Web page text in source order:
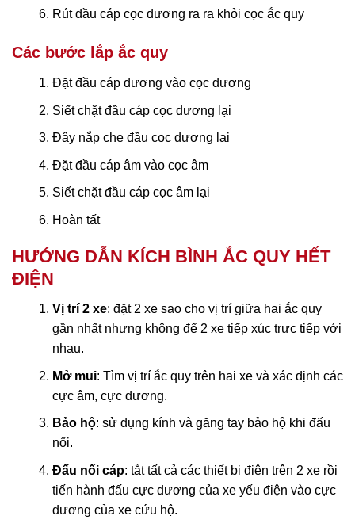
Rút đầu cáp cọc dương ra ra khỏi cọc ắc quy
Các bước lắp ắc quy
Đặt đầu cáp dương vào cọc dương
Siết chặt đầu cáp cọc dương lại
Đậy nắp che đầu cọc dương lại
Đặt đầu cáp âm vào cọc âm
Siết chặt đầu cáp cọc âm lại
Hoàn tất
HƯỚNG DẪN KÍCH BÌNH ẮC QUY HẾT
ĐIỆN
Vị trí 2 xe: đặt 2 xe sao cho vị trí giữa hai ắc quy
gần nhất nhưng không để 2 xe tiếp xúc trực tiếp với
nhau.
Mở mui: Tìm vị trí ắc quy trên hai xe và xác định các
cực âm, cực dương.
Bảo hộ: sử dụng kính và găng tay bảo hộ khi đấu
nối.
Đấu nối cáp: tắt tất cả các thiết bị điện trên 2 xe rồi
tiến hành đấu cực dương của xe yếu điện vào cực
dương của xe cứu hộ.